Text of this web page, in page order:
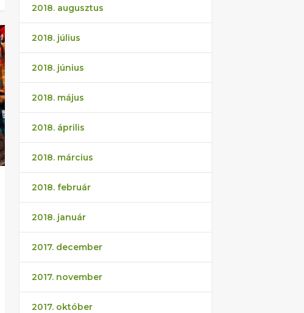
2018. augusztus
2018. július
2018. június
2018. május
2018. április
2018. március
2018. február
2018. január
2017. december
2017. november
2017. október